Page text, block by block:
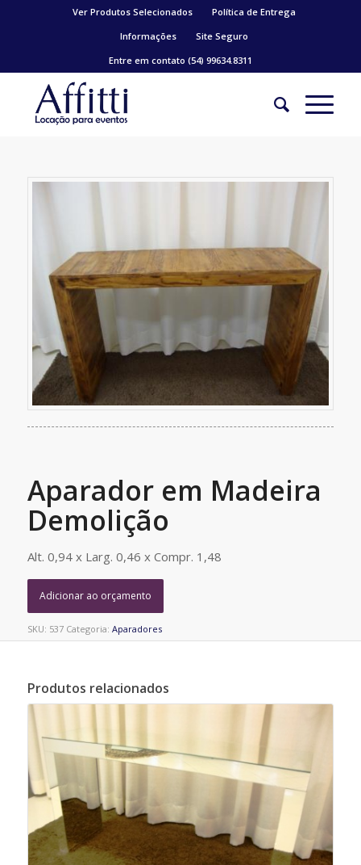
Ver Produtos Selecionados
Política de Entrega
Informações
Site Seguro
Entre em contato (54) 99634.8311
Aparador em Madeira
Demolição
Alt. 0,94 x Larg. 0,46 x Compr. 1,48
Adicionar ao orçamento
SKU: 537 Categoria: Aparadores
Produtos relacionados